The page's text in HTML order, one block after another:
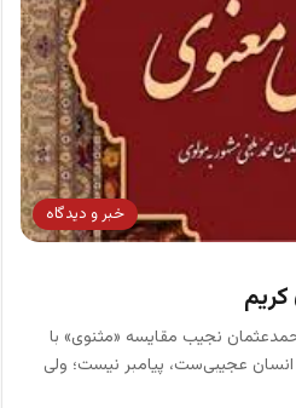
خبر و دیدگاه
نجیب مقایسه «مثنوی» با
عجیبی‌ست، پیامبر نیست؛ ولی